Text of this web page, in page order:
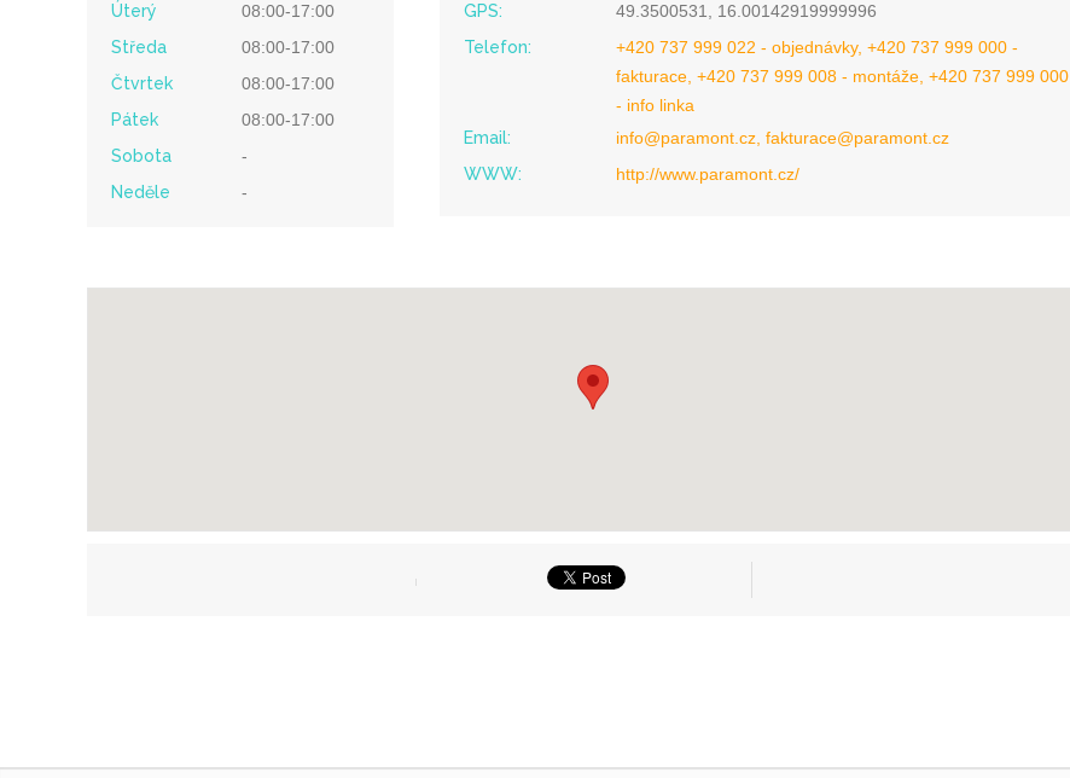
Úterý
08:00-17:00
Středa
08:00-17:00
Čtvrtek
08:00-17:00
Pátek
08:00-17:00
Sobota
-
Neděle
-
GPS:
49.3500531, 16.00142919999996
Telefon:
+420 737 999 022 - objednávky, +420 737 999 000 -
fakturace, +420 737 999 008 - montáže, +420 737 999 000
- info linka
Email:
info@paramont.cz, fakturace@paramont.cz
WWW:
http://www.paramont.cz/